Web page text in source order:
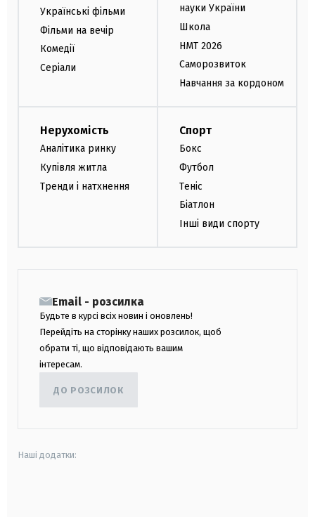
Українські фільми
Фільми на вечір
Комедії
Серіали
науки України
Школа
НМТ 2026
Саморозвиток
Навчання за кордоном
Нерухомість
Аналітика ринку
Купівля житла
Тренди і натхнення
Спорт
Бокс
Футбол
Теніс
Біатлон
Інші види спорту
Email - розсилка
Будьте в курсі всіх новин і оновлень!
Перейдіть на сторінку наших розсилок, щоб
обрати ті, що відповідають вашим
інтересам.
ДО РОЗСИЛОК
Наші додатки: